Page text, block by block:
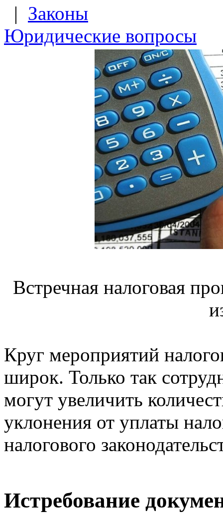
| Законы
Юридические вопросы
Встречная налоговая
Круг мероприятий
широк. Только так
могут увеличить
уклонения от уплаты
налогового
Истребование